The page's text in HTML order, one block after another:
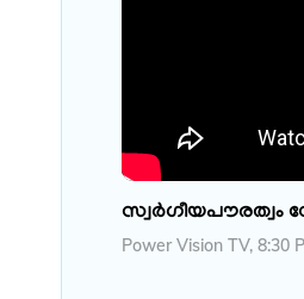
സ്വർ​ഗീയപൗരത്വം
Power Vision TV, 8:30